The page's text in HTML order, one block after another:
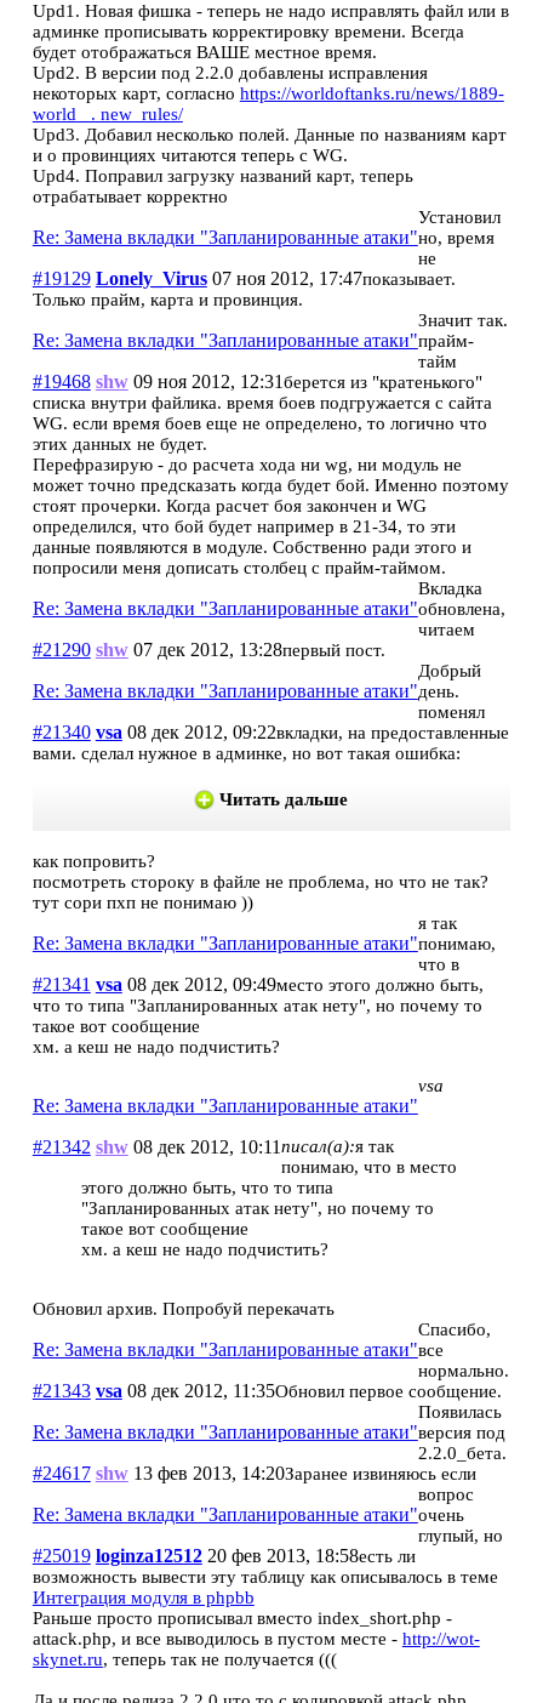
Upd1. Новая фишка - теперь не надо исправлять файл или в
админке прописывать корректировку времени. Всегда
будет отображаться ВАШЕ местное время.
Upd2. В версии под 2.2.0 добавлены исправления
некоторых карт, согласно https://worldoftanks.ru/news/1889-
world_ . new_rules/
Upd3. Добавил несколько полей. Данные по названиям карт
и о провинциях читаются теперь с WG.
Upd4. Поправил загрузку названий карт, теперь
отрабатывает корректно
Re: Замена вкладки "Запланированные атаки"
#19129 Lonely_Virus 07 ноя 2012, 17:47
Установил
но, время
не
показывает.
Только прайм, карта и провинция.
Re: Замена вкладки "Запланированные атаки"
#19468 shw 09 ноя 2012, 12:31
Значит так.
прайм-
тайм
берется из "кратенького"
списка внутри файлика. время боев подгружается с сайта
WG. если время боев еще не определено, то логично что
этих данных не будет.
Перефразирую - до расчета хода ни wg, ни модуль не
может точно предсказать когда будет бой. Именно поэтому
стоят прочерки. Когда расчет боя закончен и WG
определился, что бой будет например в 21-34, то эти
данные появляются в модуле. Собственно ради этого и
попросили меня дописать столбец с прайм-таймом.
Re: Замена вкладки "Запланированные атаки"
#21290 shw 07 дек 2012, 13:28
Вкладка
обновлена,
читаем
первый пост.
Re: Замена вкладки "Запланированные атаки"
#21340 vsa 08 дек 2012, 09:22
Добрый
день.
поменял
вкладки, на предоставленные
вами. сделал нужное в админке, но вот такая ошибка:
Читать дальше
как попровить?
посмотреть стороку в файле не проблема, но что не так?
тут сори пхп не понимаю ))
Re: Замена вкладки "Запланированные атаки"
#21341 vsa 08 дек 2012, 09:49
я так
понимаю,
что в
место этого должно быть,
что то типа "Запланированных атак нету", но почему то
такое вот сообщение
хм. а кеш не надо подчистить?
Re: Замена вкладки "Запланированные атаки"
#21342 shw 08 дек 2012, 10:11
vsa
писал(а):я так
понимаю, что в место
этого должно быть, что то типа
"Запланированных атак нету", но почему то
такое вот сообщение
хм. а кеш не надо подчистить?
Обновил архив. Попробуй перекачать
Re: Замена вкладки "Запланированные атаки"
#21343 vsa 08 дек 2012, 11:35
Спасибо,
все
нормально.
Re: Замена вкладки "Запланированные атаки"
#24617 shw 13 фев 2013, 14:20
Обновил первое сообщение.
Появилась
версия под
2.2.0_бета.
Re: Замена вкладки "Запланированные атаки"
#25019 loginza12512 20 фев 2013, 18:58
Заранее извиняюсь если
вопрос
очень
глупый, но
есть ли
возможность вывести эту таблицу как описывалось в теме
Интеграция модуля в phpbb
Раньше просто прописывал вместо index_short.php -
attack.php, и все выводилось в пустом месте - http://wot-
skynet.ru, теперь так не получается (((